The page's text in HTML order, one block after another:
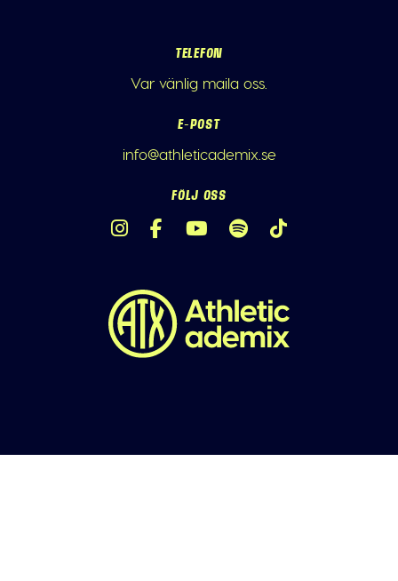
TELEFON
Var vänlig maila oss.
E-POST
info@athleticademix.se
FÖLJ OSS